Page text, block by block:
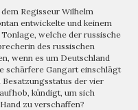
Regisseur Wilhelm
entwickelte und keinem
welche der russische
des russischen
wenn es um Deutschland
schärfere Gangart einschlägt
der vier
kündigt, um sich
zu verschaffen?